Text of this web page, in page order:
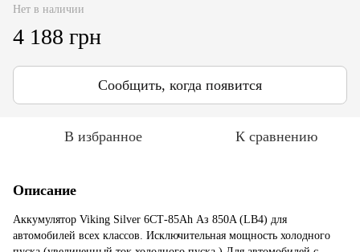
Нет в наличии
4 188 грн
Сообщить, когда появится
В избранное К сравнению
Описание
Аккумулятор Viking Silver 6СТ-85Ah Аз 850A (LB4) для
автомобилей всех классов. Исключительная мощность холодного